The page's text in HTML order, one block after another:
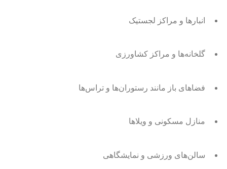
انبارها و مراکز لجستیک
گلخانه‌ها و مراکز کشاورزی
فضاهای باز مانند رستوران‌ها و تراس‌ها
منازل مسکونی و ویلاها
سالن‌های ورزشی و نمایشگاهی